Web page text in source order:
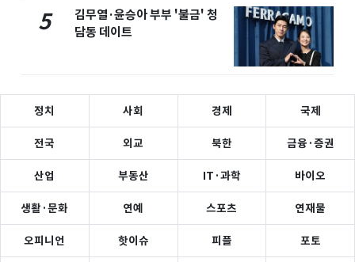
5
김무열·윤승아 부부 '불금' 청
담동 데이트
정치 사회 경제 국제
전국 외교 북한 금융·증권
산업 부동산 IT·과학 바이오
생활·문화 연예 스포츠 연재물
오피니언 핫이슈 피플 포토